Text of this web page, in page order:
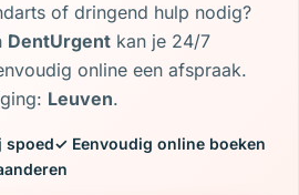
of dringend hulp nodig?
DentUrgent kan je 24/7
online een afspraak.
Leuven.
spoed✓ Eenvoudig online boeken